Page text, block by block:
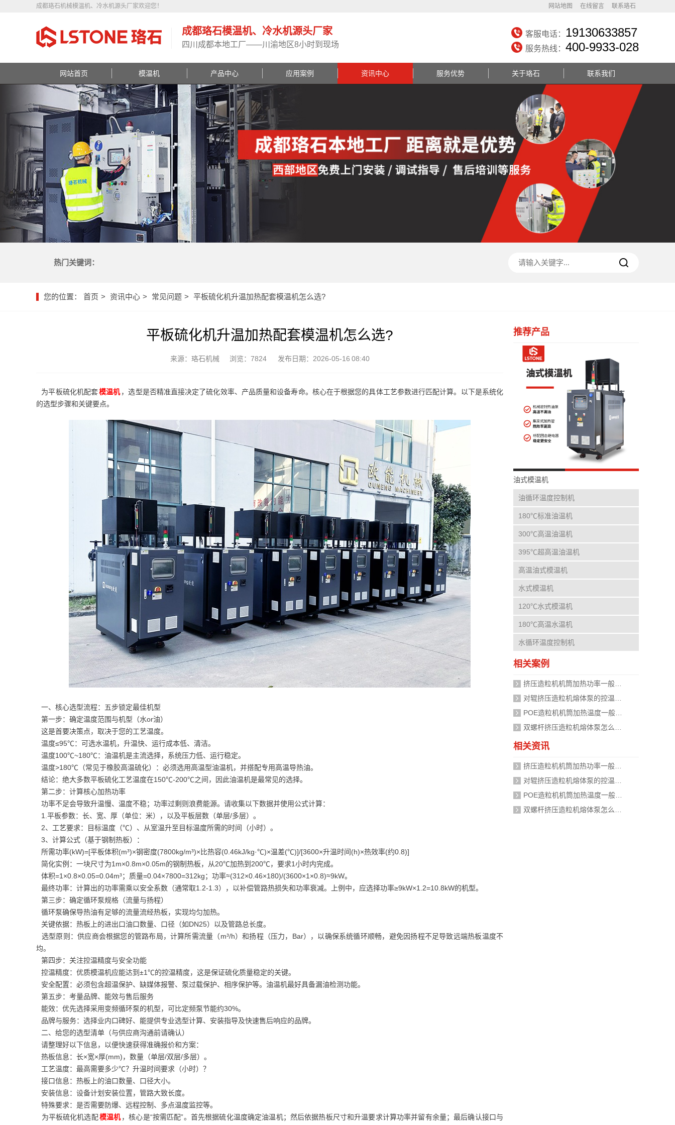
网站地图 在线留言 联系珞石
成都珞石机械模温机、冷水机源头厂家欢迎您！
客服电话： 19130633857
服务热线： 400-9933-028
成都珞石模温机、冷水机源头厂家
四川成都本地工厂——川渝地区8小时到现场
网站首页 模温机 产品中心 应用案例 资讯中心 服务优势 关于珞石 联系我们
热门关键词：
您的位置： 首页 资讯中心 常见问题 平板硫化机升温加热配套模温机怎么选?
平板硫化机升温加热配套模温机怎么选?
来源：珞石机械 浏览：7824 发布日期：2026-05-16 08:40
为平板硫化机配套模温机 ，选型是否精准直接决定了硫化效率、产品质量和设备寿命。核心在于根据您的具体工艺参数进行匹配计算。以下是系统化
的选型步骤和关键要点。
一、核心选型流程：五步锁定最佳机型
第一步：确定温度范围与机型（水or油）
这是首要决策点，取决于您的工艺温度。
温度≤95℃：可选水温机，升温快、运行成本低、清洁。
温度100℃~180℃：油温机是主流选择，系统压力低、运行稳定。
温度>180℃（常见于橡胶高温硫化）：必须选用高温型油温机，并搭配专用高温导热油。
结论：绝大多数平板硫化工艺温度在150℃-200℃之间，因此油温机是最常见的选择。
第二步：计算核心加热功率
功率不足会导致升温慢、温度不稳；功率过剩则浪费能源。请收集以下数据并使用公式计算：
1.平板参数：长、宽、厚（单位：米），以及平板层数（单层/多层）。
2、工艺要求：目标温度（℃）、从室温升至目标温度所需的时间（小时）。
3、计算公式（基于钢制热板）：
所需功率(kW)=[平板体积(m³)×钢密度(7800kg/m³)×比热容(0.46kJ/kg·℃)×温差(℃)]/[3600×升温时间(h)×热效率(约0.8)]
简化实例：一块尺寸为1m×0.8m×0.05m的钢制热板，从20℃加热到200℃，要求1小时内完成。
体积=1×0.8×0.05=0.04m³；质量=0.04×7800=312kg；功率≈(312×0.46×180)/(3600×1×0.8)≈9kW。
最终功率：计算出的功率需乘以安全系数（通常取1.2-1.3），以补偿管路热损失和功率衰减。上例中，应选择功率≥9kW×1.2=10.8kW的机型。
第三步：确定循环泵规格（流量与扬程）
循环泵确保导热油有足够的流量流经热板，实现均匀加热。
关键依据：热板上的进出口油口数量、口径（如DN25）以及管路总长度。
选型原则：供应商会根据您的管路布局，计算所需流量（m³/h）和扬程（压力，Bar），以确保系统循环顺畅，避免因扬程不足导致远端热板温度不
均。
第四步：关注控温精度与安全功能
控温精度：优质模温机应能达到±1℃的控温精度，这是保证硫化质量稳定的关键。
安全配置：必须包含超温保护、缺媒体报警、泵过载保护、相序保护等。油温机最好具备漏油检测功能。
第五步：考量品牌、能效与售后服务
能效：优先选择采用变频循环泵的机型，可比定频泵节能约30%。
品牌与服务：选择业内口碑好、能提供专业选型计算、安装指导及快速售后响应的品牌。
二、给您的选型清单（与供应商沟通前请确认）
请整理好以下信息，以便快速获得准确报价和方案：
热板信息：长×宽×厚(mm)，数量（单层/双层/多层）。
工艺温度：最高需要多少℃？升温时间要求（小时）？
接口信息：热板上的油口数量、口径大小。
安装信息：设备计划安装位置，管路大致长度。
特殊要求：是否需要防爆、远程控制、多点温度监控等。
为平板硫化机选配模温机 ，核心是“按需匹配”。首先根据硫化温度确定油温机；然后依据热板尺寸和升温要求计算功率并留有余量；最后确认接口与
推荐产品
油式模温机
油循环温度控制机
180℃标准油温机
300℃高温油温机
395℃超高温油温机
高温油式模温机
水式模温机
120℃水式模温机
180℃高温水温机
水循环温度控制机
相关案例
相关资讯